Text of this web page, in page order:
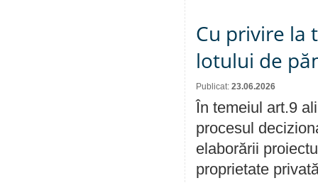
Cu privire la
lotului de
Publicat: 23.06.2026
În temeiul art.9
procesul
elaborării
proprietate